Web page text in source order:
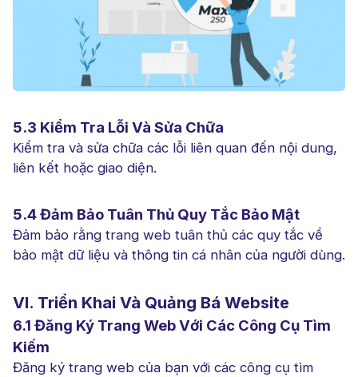
5.3 Kiểm Tra Lỗi Và Sửa Chữa
Kiểm tra và sửa chữa các lỗi liên quan đến nội dung,
liên kết hoặc giao diện.
5.4 Đảm Bảo Tuân Thủ Quy Tắc Bảo Mật
Đảm bảo rằng trang web tuân thủ các quy tắc về
bảo mật dữ liệu và thông tin cá nhân của người dùng.
VI. Triển Khai Và Quảng Bá Website
6.1 Đăng Ký Trang Web Với Các Công Cụ Tìm
Kiếm
Đăng ký trang web của bạn với các công cụ tìm